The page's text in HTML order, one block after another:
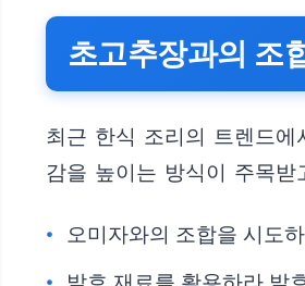
초고추장과의 조
최근 한식 조리의 트렌드
감을 높이는 방식이 주목
오미자와의 조합을 시도